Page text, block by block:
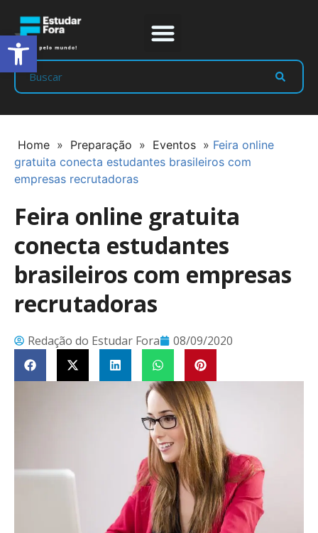
Home » Preparação » Eventos » Feira online
gratuita conecta estudantes brasileiros com
empresas recrutadoras
Feira online gratuita
conecta estudantes
brasileiros com empresas
recrutadoras
Redação do Estudar Fora 08/09/2020
Abrir a barra de ferramentas